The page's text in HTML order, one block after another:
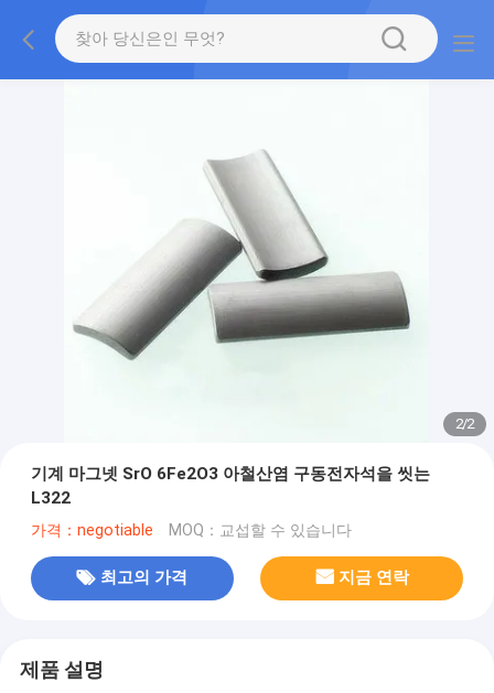
2/2
기계 마그넷 SrO 6Fe2O3 아철산염 구동전자석을 씻는
L322
가격：negotiable MOQ：교섭할 수 있습니다
최고의 가격 지금 연락
제품 설명